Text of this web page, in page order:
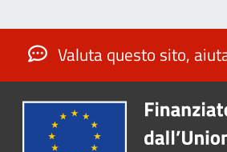
Valuta questo sito,